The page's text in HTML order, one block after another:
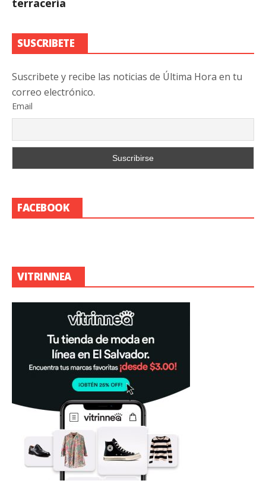
SUSCRIBETE
Suscribete y recibe las noticias de Última Hora en tu
correo electrónico.
Email
FACEBOOK
VITRINNEA